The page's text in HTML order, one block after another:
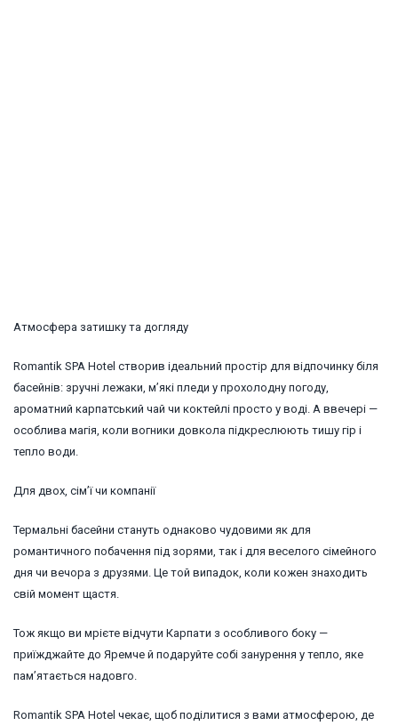
Атмосфера затишку та догляду
Romantik SPA Hotel створив ідеальний простір для відпочинку біля
басейнів: зручні лежаки, м’які пледи у прохолодну погоду,
ароматний карпатський чай чи коктейлі просто у воді. А ввечері —
особлива магія, коли вогники довкола підкреслюють тишу гір і
тепло води.
Для двох, сім’ї чи компанії
Термальні басейни стануть однаково чудовими як для
романтичного побачення під зорями, так і для веселого сімейного
дня чи вечора з друзями. Це той випадок, коли кожен знаходить
свій момент щастя.
Тож якщо ви мрієте відчути Карпати з особливого боку —
приїжджайте до Яремче й подаруйте собі занурення у тепло, яке
пам’ятається надовго.
Romantik SPA Hotel чекає, щоб поділитися з вами атмосферою, де